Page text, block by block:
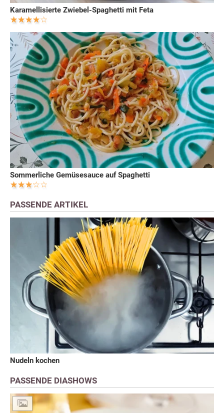
Karamellisierte Zwiebel-Spaghetti mit Feta
Sommerliche Gemüsesauce auf Spaghetti
PASSENDE ARTIKEL
Nudeln kochen
PASSENDE DIASHOWS